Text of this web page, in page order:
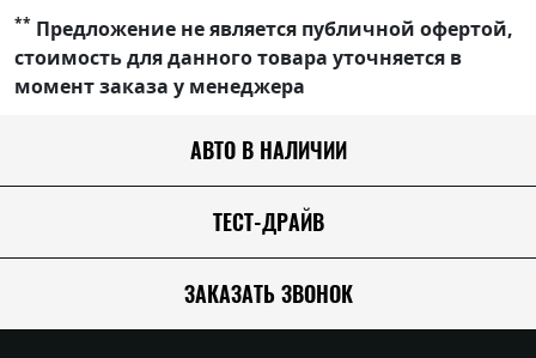
** Предложение не является публичной офертой,
стоимость для данного товара уточняется в
момент заказа у менеджера
АВТО В НАЛИЧИИ
ТЕСТ-ДРАЙВ
ЗАКАЗАТЬ ЗВОНОК